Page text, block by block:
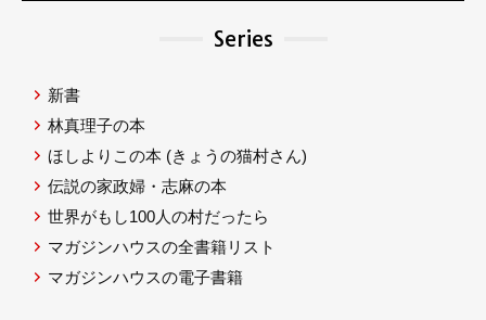
Series
新書
林真理子の本
ほしよりこの本 (きょうの猫村さん)
伝説の家政婦・志麻の本
世界がもし100人の村だったら
マガジンハウスの全書籍リスト
マガジンハウスの電子書籍